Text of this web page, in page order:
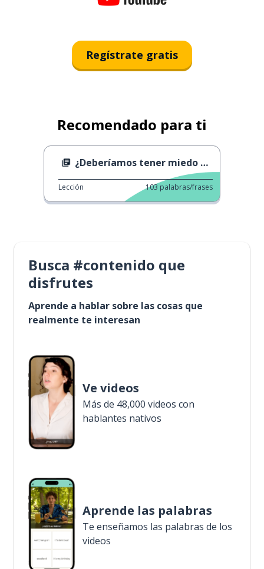
Regístrate gratis
Recomendado para ti
¿Deberíamos tener miedo de TikTok?
Lección 103 palabras/frases
Busca #contenido que
disfrutes
Aprende a hablar sobre las cosas que
realmente te interesan
Ve videos
Más de 48,000 videos con
hablantes nativos
Aprende las palabras
Te enseñamos las palabras de los
videos